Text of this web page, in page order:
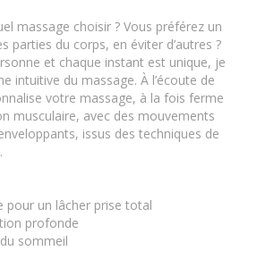
massage choisir ? Vous préférez un
parties du corps, en éviter d’autres ?
et chaque instant est unique, je
intuitive du massage. À l’écoute de
votre massage, à la fois ferme
musculaire, avec des mouvements
issus des techniques de
pour un lâcher prise total
profonde
sommeil